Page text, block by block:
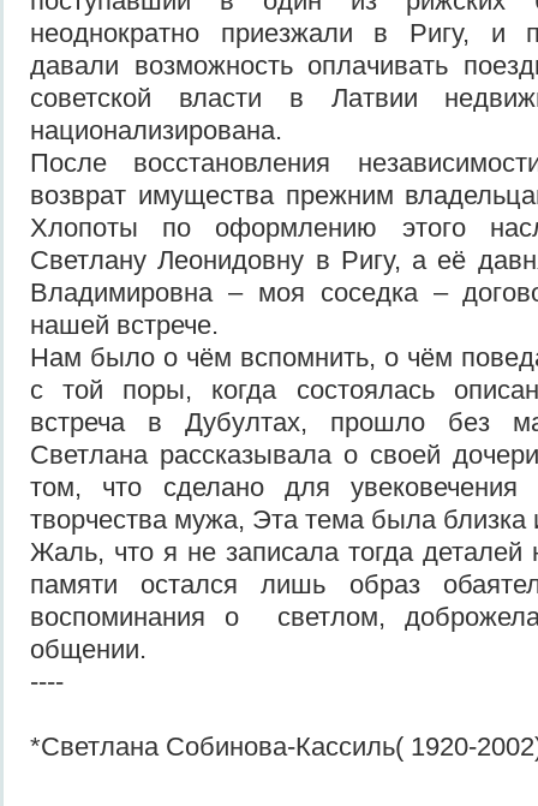
неоднократно приезжали в Ригу, и
давали возможность оплачивать
советской власти в Латвии
национализирована.
После восстановления
возврат имущества прежним
Хлопоты по оформлению этого
Светлану Леонидовну в Ригу, а её
Владимировна – моя соседка –
нашей встрече.
Нам было о чём вспомнить, о чём
с той поры, когда состоялась
встреча в Дубултах, прошло без
Светлана рассказывала о своей
том, что сделано для
творчества мужа, Эта тема была близка
Жаль, что я не записала тогда
памяти остался лишь образ
воспоминания о светлом,
общении.
----
*Светлана Собинова-Кассиль( 1920-